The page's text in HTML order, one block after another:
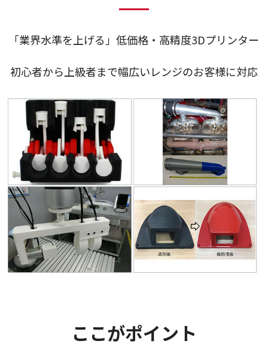
「業界水準を上げる」低価格・高精度3Dプリンター
初心者から上級者まで幅広いレンジのお客様に対応
ここがポイント